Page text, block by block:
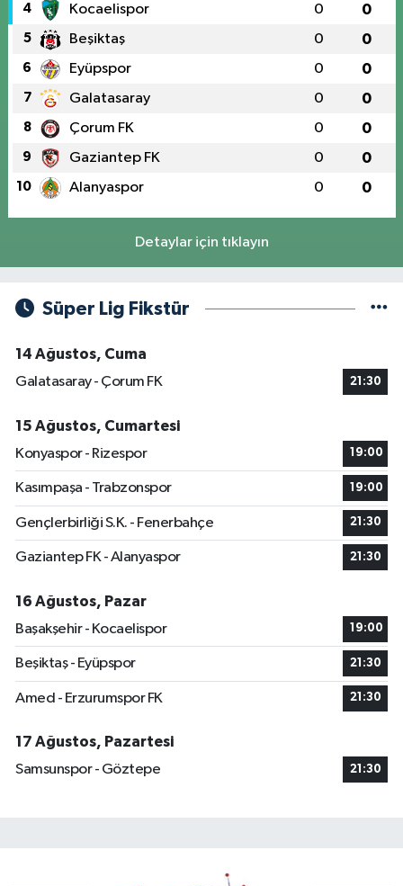
4 Kocaelispor 0 0
5 Beşiktaş 0 0
6 Eyüpspor 0 0
7 Galatasaray 0 0
8 Çorum FK 0 0
9 Gaziantep FK 0 0
10 Alanyaspor 0 0
Detaylar için tıklayın
Süper Lig Fikstür
14 Ağustos, Cuma
Galatasaray - Çorum FK
21:30
15 Ağustos, Cumartesi
Konyaspor - Rizespor
19:00
Kasımpaşa - Trabzonspor 19:00
Gençlerbirliği S.K. - Fenerbahçe 21:30
Gaziantep FK - Alanyaspor 21:30
16 Ağustos, Pazar
Başakşehir - Kocaelispor
19:00
Beşiktaş - Eyüpspor 21:30
Amed - Erzurumspor FK 21:30
17 Ağustos, Pazartesi
Samsunspor - Göztepe
21:30